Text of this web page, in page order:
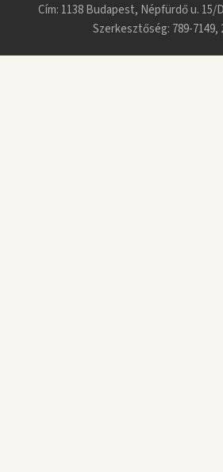
Cím: 1138 Budapest, Népfürdő u. 15/
Szerkesztőség: 789-7149,